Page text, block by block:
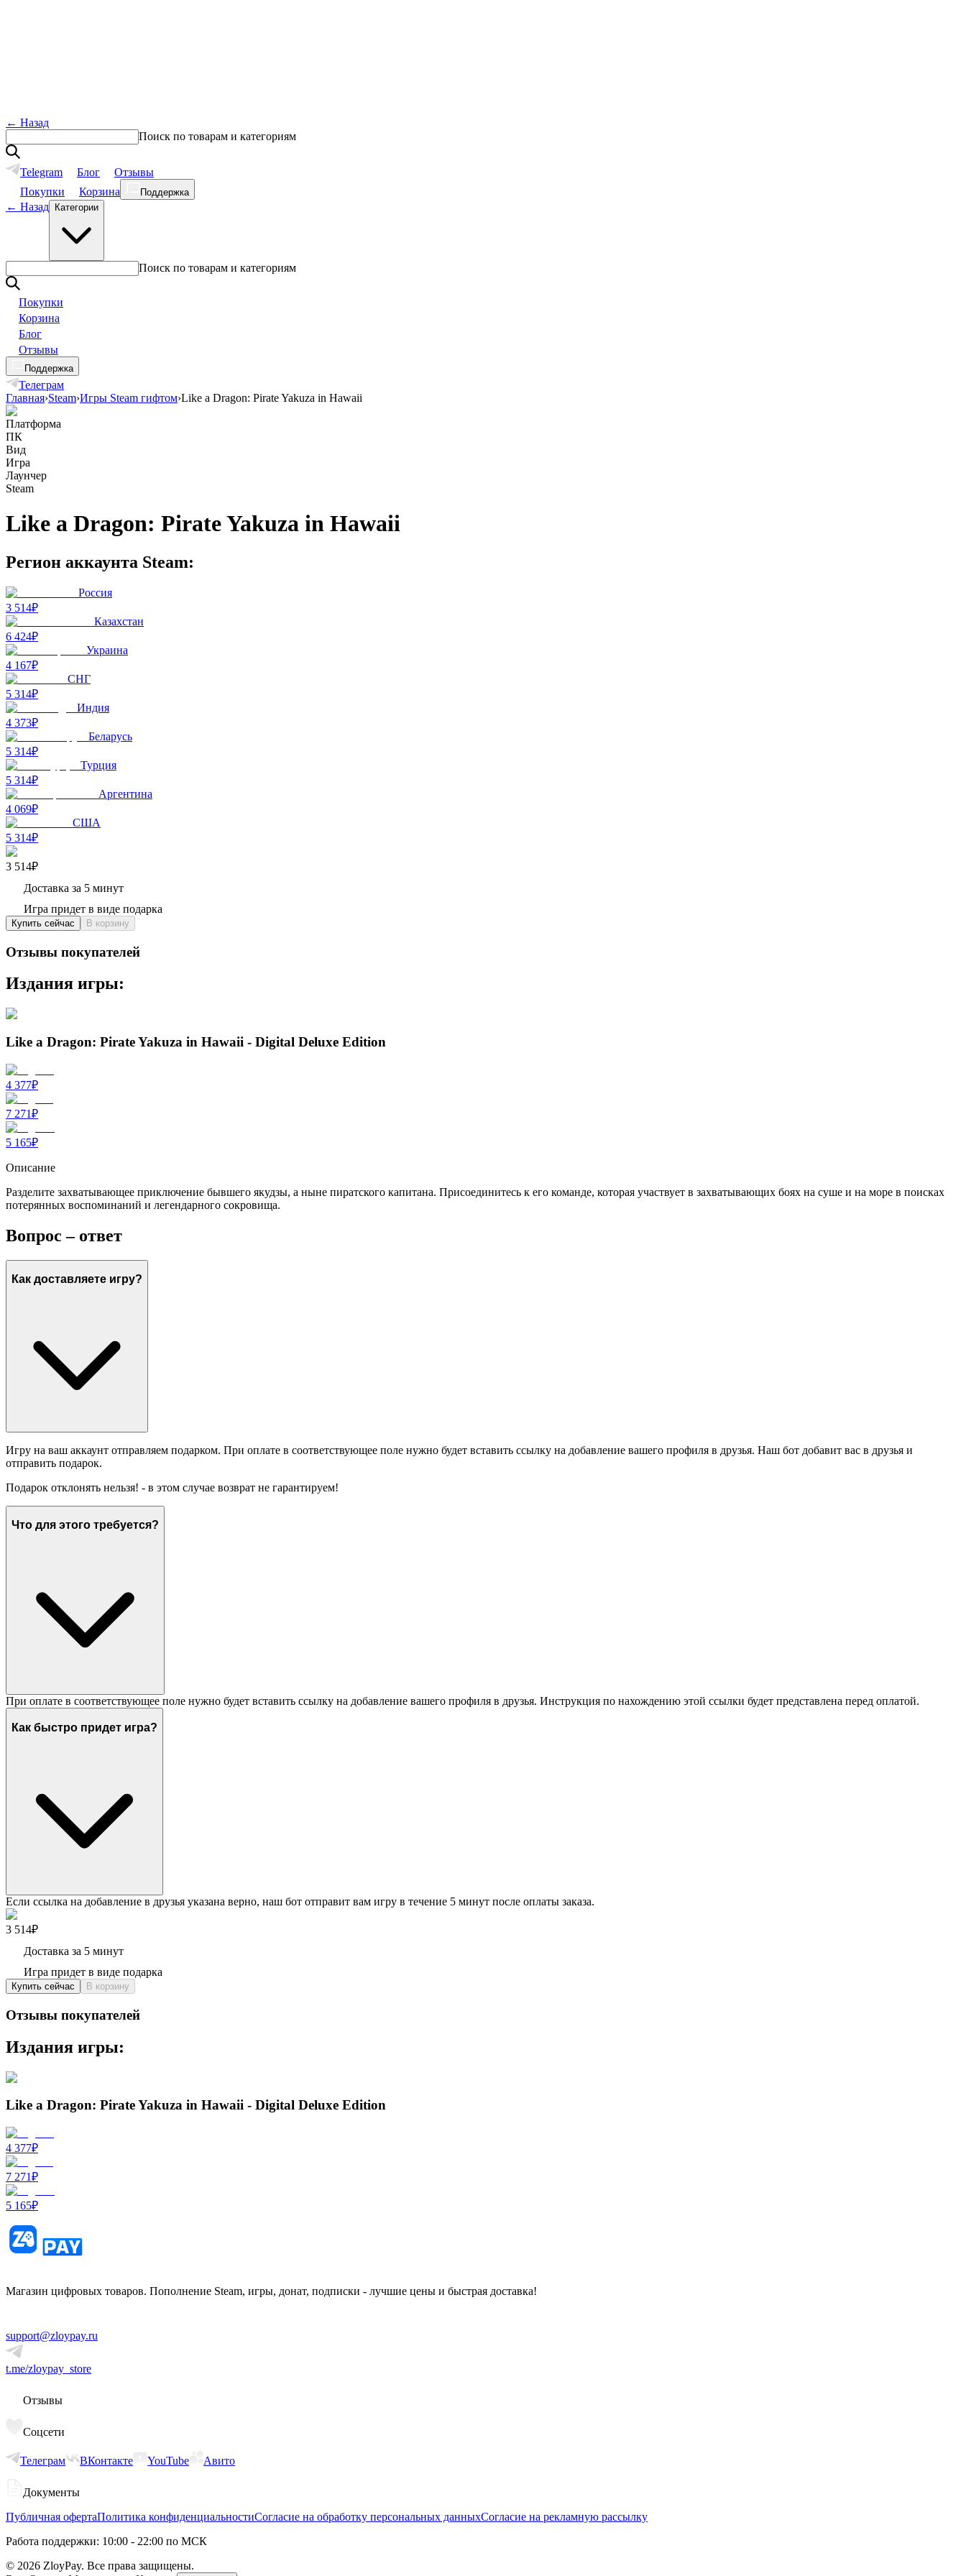
← Назад
Поиск по товарам и категориям
Telegram Блог
Отзывы
Покупки
Корзина Поддержка
← Назад Категории
Поиск по товарам и категориям
Покупки
Корзина
Блог
Отзывы
Поддержка
Телеграм
Главная›Steam›Игры Steam гифтом›Like a Dragon: Pirate Yakuza in Hawaii
Платформа
ПК
Вид
Игра
Лаунчер
Steam
Like a Dragon: Pirate Yakuza in Hawaii
Регион аккаунта Steam:
Россия
3 514₽
Казахстан
6 424₽
Украина
4 167₽
СНГ
5 314₽
Индия
4 373₽
Беларусь
5 314₽
Турция
5 314₽
Аргентина
4 069₽
США
5 314₽
3 514₽
Доставка за 5 минут
Игра придет в виде подарка
Купить сейчас В корзину
Отзывы покупателей
Издания игры:
Like a Dragon: Pirate Yakuza in Hawaii - Digital Deluxe Edition
4 377₽
7 271₽
5 165₽
Описание
Разделите захватывающее приключение бывшего якудзы, а ныне пиратского капитана. Присоединитесь к его команде, которая участвует в захватывающих боях на суше и на море в поисках
потерянных воспоминаний и легендарного сокровища.
Вопрос – ответ
Как доставляете игру?
Игру на ваш аккаунт отправляем подарком. При оплате в соответствующее поле нужно будет вставить ссылку на добавление вашего профиля в друзья. Наш бот добавит вас в друзья и
отправить подарок.
Подарок отклонять нельзя! - в этом случае возврат не гарантируем!
Что для этого требуется?
При оплате в соответствующее поле нужно будет вставить ссылку на добавление вашего профиля в друзья. Инструкция по нахождению этой ссылки будет представлена перед оплатой.
Как быстро придет игра?
Если ссылка на добавление в друзья указана верно, наш бот отправит вам игру в течение 5 минут после оплаты заказа.
3 514₽
Доставка за 5 минут
Игра придет в виде подарка
Купить сейчас В корзину
Отзывы покупателей
Издания игры:
Like a Dragon: Pirate Yakuza in Hawaii - Digital Deluxe Edition
4 377₽
7 271₽
5 165₽
Магазин цифровых товаров. Пополнение Steam, игры, донат, подписки - лучшие цены и быстрая доставка!
support@zloypay.ru
t.me/zloypay_store
Отзывы
Соцсети
Телеграм ВКонтакте YouTube Авито
Документы
Публичная офертаПолитика конфиденциальностиСогласие на обработку персональных данныхСогласие на рекламную рассылку
Работа поддержки: 10:00 - 22:00 по МСК
© 2026 ZloyPay. Все права защищены.